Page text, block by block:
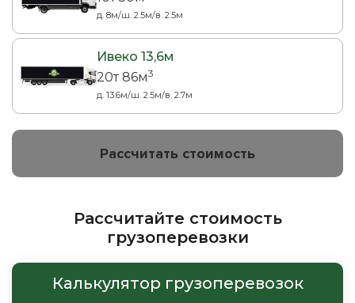
д. 8м/ш. 2.5м/в. 2.5м
Ивеко 13,6м
20т 86м3
д. 13.6м/ш. 2.5м/в. 2.7м
Рассчитать стоимость
Рассчитайте стоимость
грузоперевозки
Калькулятор грузоперевозок